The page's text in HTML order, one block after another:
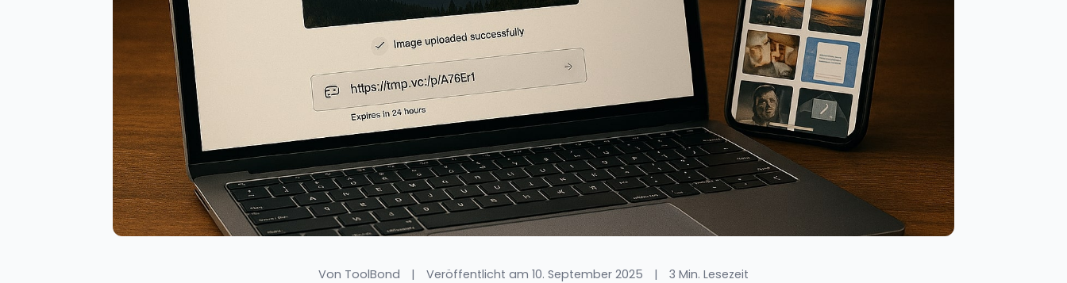
Von ToolBond | Veröffentlicht am 10. September 2025 | 3 Min. Lesezeit